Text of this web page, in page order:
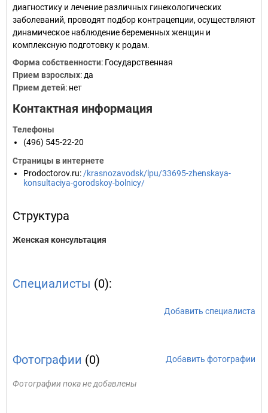
диагностику и лечение различных гинекологических
заболеваний, проводят подбор контрацепции, осуществляют
динамическое наблюдение беременных женщин и
комплексную подготовку к родам.
Форма собственности: Государственная
Прием взрослых: да
Прием детей: нет
Контактная информация
Телефоны
(496) 545-22-20
Страницы в интернете
Prodoctorov.ru: /krasnozavodsk/lpu/33695-zhenskaya-
konsultaciya-gorodskoy-bolnicy/
Структура
Женская консультация
Специалисты (0):
Добавить специалиста
Фотографии (0) Добавить фотографии
Фотографии пока не добавлены